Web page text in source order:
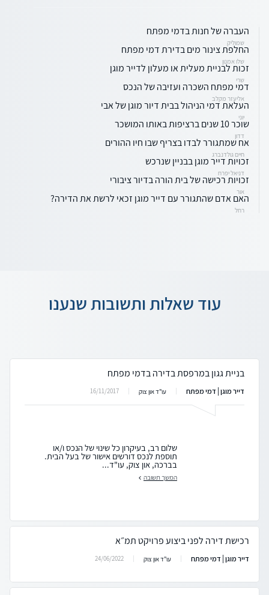
העברה של חנות בדמי מפתח
שמוליק
החלפת צינור מים בדירת דמי מפתח
שלו אמנון
זכות לבניית מעלית או מעלון לדייר מוגן
שרי
דמי מפתח השכרה ועזיבה של הנכס
אליעזר מקלב
העלאת דמי הניהול בבית דיור מוגן של אבי
יוני
שוכר 10 שנים ברציפות באותו המושכר
דדון
אח שמתגורר לבדו בצריף שבו חיו ההורים
חיים גולדנברג
זכויות דייר מוגן בבניין שנרכש
דניאל יפרח
זכויות רכישה של בית הורה בדיור ציבורי
אור
האם אדם שהתגורר עם דייר מוגן זכאי לרשת את הדירה?
רחל
עוד שאלות ותשובות שנענו
בניית גגון במרפסת בדירה בדמי מפתח
דייר מוגן | דמי מפתח עו"ד און צוק 16/11/2017
שלום רב, בעיקרון כל שינוי של הנכס ו/או
תוספת לנכס דורשים אישור של בעל הבית.
בברכה, און צוק, עו"ד...
המשך תשובה
רכישת דירה לפני ביצוע פרויקט תמ״א
דייר מוגן | דמי מפתח עו"ד און צוק 24/06/2022